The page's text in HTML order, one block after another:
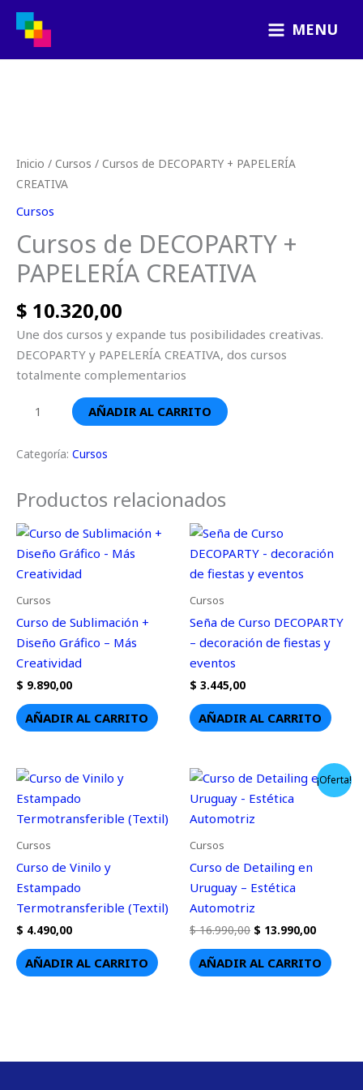
contenido
MENU
Inicio / Cursos / Cursos de DECOPARTY + PAPELERÍA
CREATIVA
Cursos
Cursos de DECOPARTY +
PAPELERÍA CREATIVA
$ 10.320,00
Une dos cursos y expande tus posibilidades creativas.
DECOPARTY y PAPELERÍA CREATIVA, dos cursos
totalmente complementarios
DECOPARTY
+
CREATIVA
cantidad
AÑADIR AL CARRITO
Categoría: Cursos
Productos relacionados
Cursos
Curso de Sublimación +
Diseño Gráfico – Más
Creatividad
$ 9.890,00
AÑADIR AL CARRITO
Cursos
Seña de Curso DECOPARTY
– decoración de fiestas y
eventos
$ 3.445,00
AÑADIR AL CARRITO
Cursos
Curso de Vinilo y
Estampado
Termotransferible (Textil)
$ 4.490,00
AÑADIR AL CARRITO
¡Oferta!
Cursos
Curso de Detailing en
Uruguay – Estética
Automotriz
$16.990,00
El
precio
original
era:
$ 13.990,00
El
precio
actual
AÑADIR AL CARRITO